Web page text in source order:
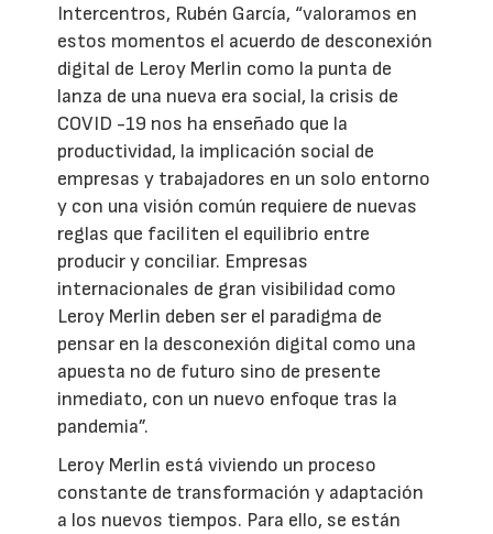
Intercentros, Rubén García, “valoramos en
estos momentos el acuerdo de desconexión
digital de Leroy Merlin como la punta de
lanza de una nueva era social, la crisis de
COVID -19 nos ha enseñado que la
productividad, la implicación social de
empresas y trabajadores en un solo entorno
y con una visión común requiere de nuevas
reglas que faciliten el equilibrio entre
producir y conciliar. Empresas
internacionales de gran visibilidad como
Leroy Merlin deben ser el paradigma de
pensar en la desconexión digital como una
apuesta no de futuro sino de presente
inmediato, con un nuevo enfoque tras la
pandemia”.
Leroy Merlin está viviendo un proceso
constante de transformación y adaptación
a los nuevos tiempos. Para ello, se están